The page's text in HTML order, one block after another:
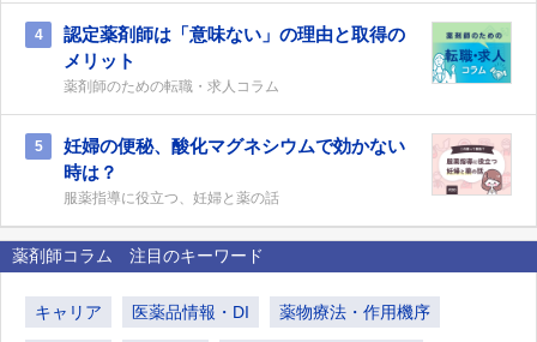
4
認定薬剤師は「意味ない」の理由と取得の
メリット
薬剤師のための転職・求人コラム
5
妊婦の便秘、酸化マグネシウムで効かない
時は？
服薬指導に役立つ、妊婦と薬の話
薬剤師コラム 注目のキーワード
キャリア 医薬品情報・DI 薬物療法・作用機序